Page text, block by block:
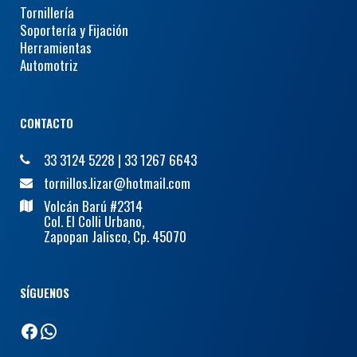
Tornillería
Soportería y Fijación
Herramientas
Automotriz
CONTACTO
33 3124 5228 | 33 1267 6643
tornillos.lizar@hotmail.com
Volcán Barú #2314
Col. El Colli Urbano,
Zapopan Jalisco, Cp. 45070
SÍGUENOS
Facebook
WhatsApp